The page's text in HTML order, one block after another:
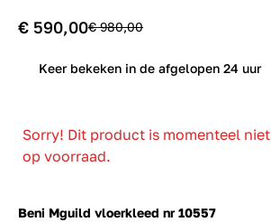
Beni Mguild vloerkleed nr 10557
€ 590,00€ 980,00
Keer bekeken in de afgelopen 24 uur
Sorry! Dit product is momenteel niet
op voorraad.